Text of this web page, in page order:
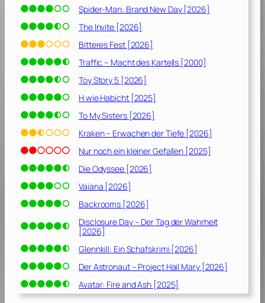
a
c
h
b
a
r
s
c
h
a
f
t
[
2
1
7
]
Spider-Man: Brand New Day [2026]
The Invite [2026]
Bitteres Fest [2026]
Traffic – Macht des Kartells [2000]
Toy Story 5 [2026]
H wie Habicht [2025]
To My Sisters [2026]
Kraken – Erwachen der Tiefe [2026]
Nur noch ein kleiner Gefallen [2025]
Die Odyssee [2026]
Vaiana [2026]
Backrooms [2026]
Disclosure Day – Der Tag der Wahrheit
[2026]
Glennkill: Ein Schafskrimi [2026]
Der Astronaut – Project Hail Mary [2026]
Avatar: Fire and Ash [2025]